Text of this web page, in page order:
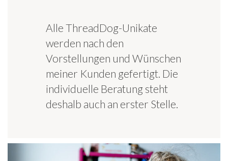
Alle ThreadDog-Unikate
werden nach den
Vorstellungen und Wünschen
meiner Kunden gefertigt. Die
individuelle Beratung steht
deshalb auch an erster Stelle.